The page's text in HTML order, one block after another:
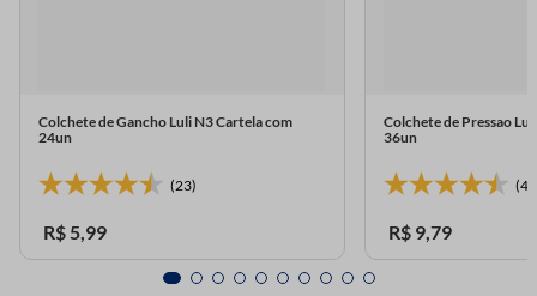
Colchete de Gancho Luli N3 Cartela com
24un
(23)
R$ 5,99
Colchete de Pressao
36un
(4)
R$ 9,79